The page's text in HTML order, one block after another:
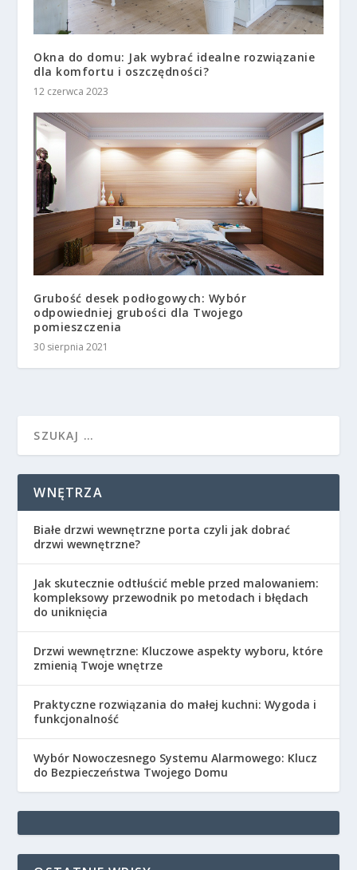
Okna do domu: Jak wybrać idealne rozwiązanie
dla komfortu i oszczędności?
12 czerwca 2023
Grubość desek podłogowych: Wybór
odpowiedniej grubości dla Twojego
pomieszczenia
30 sierpnia 2021
WNĘTRZA
Białe drzwi wewnętrzne porta czyli jak dobrać
drzwi wewnętrzne?
Jak skutecznie odtłuścić meble przed malowaniem:
kompleksowy przewodnik po metodach i błędach
do uniknięcia
Drzwi wewnętrzne: Kluczowe aspekty wyboru, które
zmienią Twoje wnętrze
Praktyczne rozwiązania do małej kuchni: Wygoda i
funkcjonalność
Wybór Nowoczesnego Systemu Alarmowego: Klucz
do Bezpieczeństwa Twojego Domu